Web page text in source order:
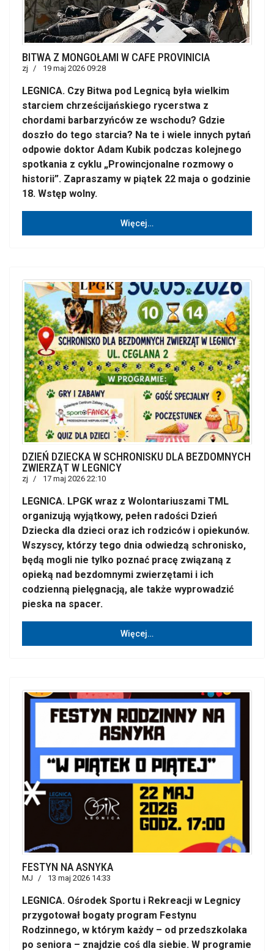
BITWA Z MONGOŁAMI W CAFE PROVINICIA
zj 19 maj 2026 09:28
LEGNICA. Czy Bitwa pod Legnicą była wielkim
starciem chrześcijańskiego rycerstwa z
chordami barbarzyńców ze wschodu? Gdzie
doszło do tego starcia? Na te i wiele innych pytań
odpowie doktor Adam Kubik podczas kolejnego
spotkania z cyklu „Prowincjonalne rozmowy o
historii”. Zapraszamy w piątek 22 maja o godzinie
18. Wstęp wolny.
Więcej…
DZIEŃ DZIECKA W SCHRONISKU DLA BEZDOMNYCH
ZWIERZĄT W LEGNICY
zj 17 maj 2026 22:10
LEGNICA. LPGK wraz z Wolontariuszami TML
organizują wyjątkowy, pełen radości Dzień
Dziecka dla dzieci oraz ich rodziców i opiekunów.
Wszyscy, którzy tego dnia odwiedzą schronisko,
będą mogli nie tylko poznać pracę związaną z
opieką nad bezdomnymi zwierzętami i ich
codzienną pielęgnacją, ale także wyprowadzić
pieska na spacer.
Więcej…
FESTYN NA ASNYKA
MJ 13 maj 2026 14:33
LEGNICA. Ośrodek Sportu i Rekreacji w Legnicy
przygotował bogaty program Festynu
Rodzinnego, w którym każdy – od przedszkolaka
po seniora – znajdzie coś dla siebie. W programie